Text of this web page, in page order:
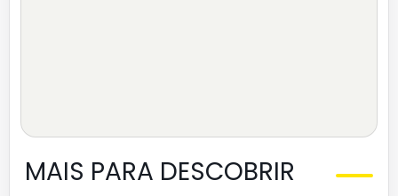
MAIS PARA DESCOBRIR